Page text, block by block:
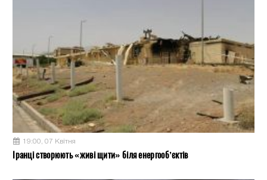
19:00, 07 Квітня
Іранці створюють «живі щити» біля енергооб’єктів